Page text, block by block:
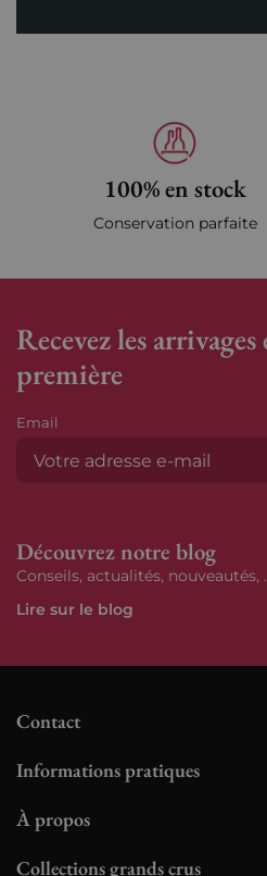
100% en stock
Conservation parfaite
Recevez les
première
Email
Découvrez notre blog
Conseils, actualités, nouveautés,
Lire sur le blog
Contact
Informations pratiques
À propos
Collections grands crus